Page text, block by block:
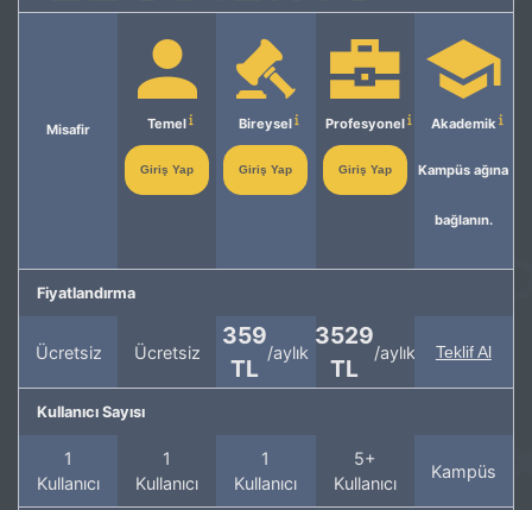
Misafir Temel
Giriş Yap
Bireysel
Giriş Yap
Profesyonel
Giriş Yap
Akademik
Kampüs ağına
bağlanın.
Fiyatlandırma
Ücretsiz Ücretsiz
359
TL
/aylık
3529
TL
/aylık Teklif Al
Kullanıcı Sayısı
1
Kullanıcı
1
Kullanıcı
1
Kullanıcı
5+
Kullanıcı
Kampüs